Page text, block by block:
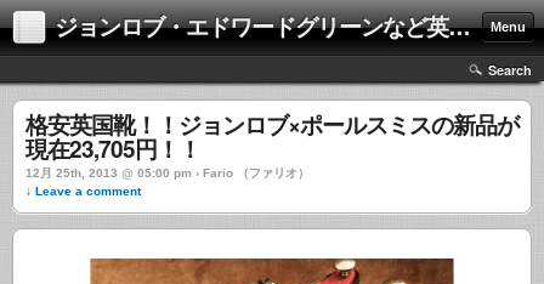
ジョンロブ・エドワードグリーンなど英国靴の激安中古通販情報ブログ Menu
Search
格安英国靴！！ジョンロブ×ポールスミスの新品が
現在23,705円！！
12月 25th, 2013 @ 05:00 pm › Fario （ファリオ）
↓ Leave a comment